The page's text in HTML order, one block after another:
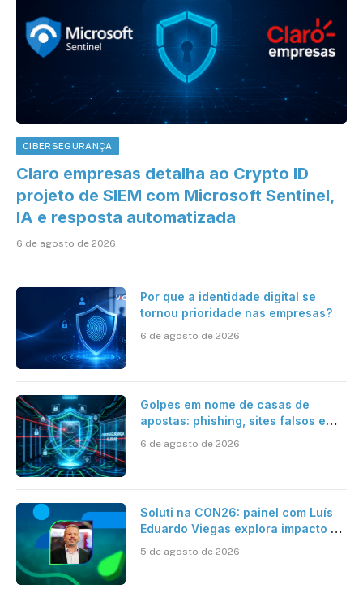
CIBERSEGURANÇA
Claro empresas detalha ao Crypto ID
projeto de SIEM com Microsoft Sentinel,
IA e resposta automatizada
6 de agosto de 2026
Por que a identidade digital se
tornou prioridade nas empresas?
6 de agosto de 2026
Golpes em nome de casas de
apostas: phishing, sites falsos e
6 de agosto de 2026
Soluti na CON26: painel com Luís
Eduardo Viegas explora impacto de
Contabilidade
5 de agosto de 2026